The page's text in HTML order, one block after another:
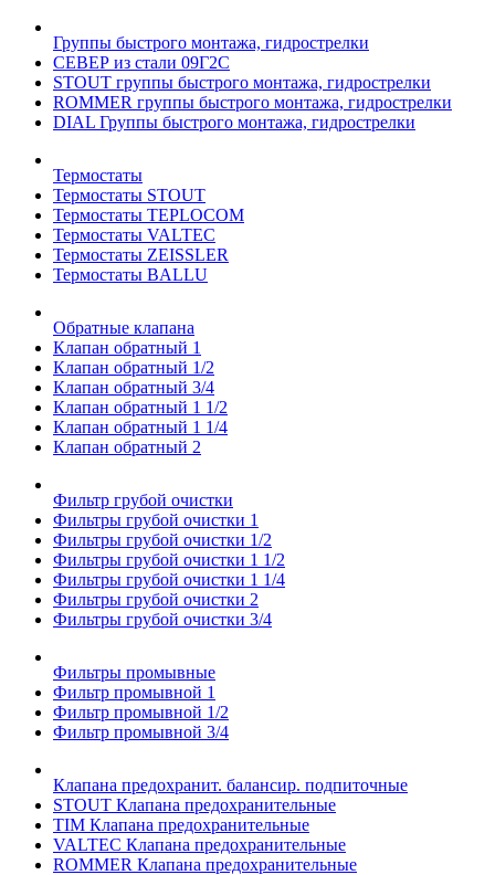
Группы быстрого монтажа, гидрострелки
СЕВЕР из стали 09Г2С
STOUT группы быстрого монтажа, гидрострелки
ROMMER группы быстрого монтажа, гидрострелки
DIAL Группы быстрого монтажа, гидрострелки
Термостаты
Термостаты STOUT
Термостаты TEPLOCOM
Термостаты VALTEC
Термостаты ZEISSLER
Термостаты BALLU
Обратные клапана
Клапан обратный 1
Клапан обратный 1/2
Клапан обратный 3/4
Клапан обратный 1 1/2
Клапан обратный 1 1/4
Клапан обратный 2
Фильтр грубой очистки
Фильтры грубой очистки 1
Фильтры грубой очистки 1/2
Фильтры грубой очистки 1 1/2
Фильтры грубой очистки 1 1/4
Фильтры грубой очистки 2
Фильтры грубой очистки 3/4
Фильтры промывные
Фильтр промывной 1
Фильтр промывной 1/2
Фильтр промывной 3/4
Клапана предохранит. балансир. подпиточные
STOUT Клапана предохранительные
TIM Клапана предохранительные
VALTEC Клапана предохранительные
ROMMER Клапана предохранительные